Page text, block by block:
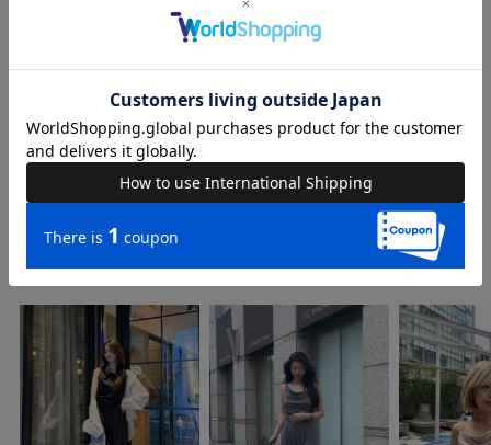
アシンメトリードレープオールインワン
品番
74623111
Instagram Post